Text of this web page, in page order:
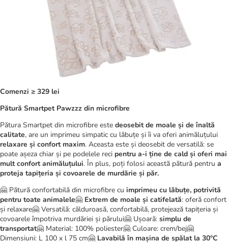
Comenzi ≥ 329 lei
Pătură Smartpet Pawzzz din microfibre
Pătura Smartpet din microfibre este deosebit de moale și de înaltă
calitate, are un imprimeu simpatic cu lăbuțe și îi va oferi animăluțului
relaxare și confort maxim. Aceasta este și deosebit de versatilă: se
poate așeza chiar și pe podelele reci pentru a-i ține de cald și oferi mai
mult confort animăluțului. În plus, poți folosi această pătură pentru a
proteja tapițeria și covoarele de murdărie și păr.
🤗 Pătură confortabilă din microfibre cu imprimeu cu lăbuțe, potrivită
pentru toate animalele🤗 Extrem de moale și catifelată: oferă confort
și relaxare🤗 Versatilă: călduroasă, confortabilă, protejează tapițeria și
covoarele împotriva murdăriei și părului🤗 Ușoară: simplu de
transportat🤗 Material: 100% poliester🤗 Culoare: crem/bej🤗
Dimensiuni: L 100 x l 75 cm🤗 Lavabilă în mașina de spălat la 30°C